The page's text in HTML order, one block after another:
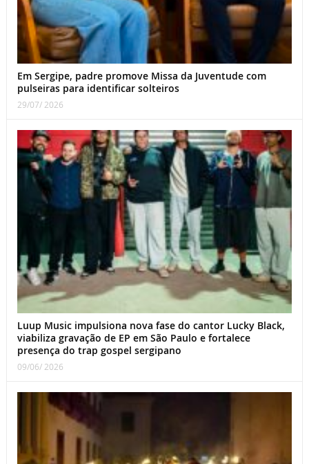
Em Sergipe, padre promove Missa da Juventude com
pulseiras para identificar solteiros
29/07/ 2026
Luup Music impulsiona nova fase do cantor Lucky Black,
viabiliza gravação de EP em São Paulo e fortalece
presença do trap gospel sergipano
09/06/ 2026